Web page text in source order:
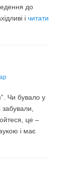
до
і читати
Чи бувало у
це –
і має